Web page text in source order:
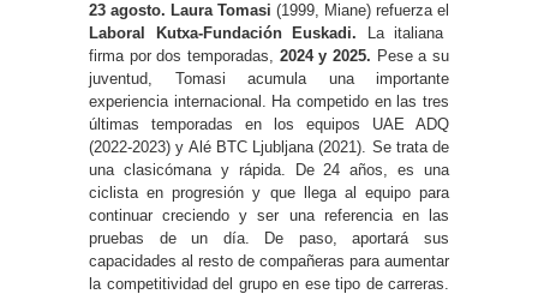
23 agosto. Laura Tomasi (1999, Miane) refuerza el
Laboral Kutxa-Fundación Euskadi.
La italiana
firma por dos temporadas, 2024 y 2025. Pese a su
juventud, Tomasi acumula una importante
experiencia internacional. Ha competido en las tres
últimas temporadas en los equipos UAE ADQ
(2022-2023) y Alé BTC Ljubljana (2021). Se trata de
una clasicómana y rápida. De 24 años, es una
ciclista en progresión y que llega al equipo para
continuar creciendo y ser una referencia en las
pruebas de un día. De paso, aportará sus
capacidades al resto de compañeras para aumentar
la competitividad del grupo en ese tipo de carreras.